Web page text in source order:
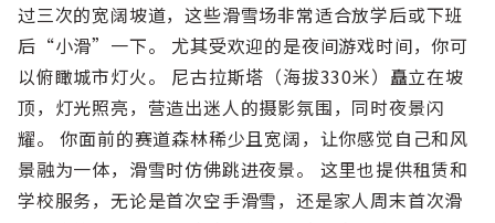
过三次的宽阔坡道，这些滑雪场非常适合放学后或下班
后“小滑”一下。 尤其受欢迎的是夜间游戏时间，你可
以俯瞰城市灯火。 尼古拉斯塔（海拔330米）矗立在坡
顶，灯光照亮，营造出迷人的摄影氛围，同时夜景闪
耀。 你面前的赛道森林稀少且宽阔，让你感觉自己和风
景融为一体，滑雪时仿佛跳进夜景。 这里也提供租赁和
学校服务，无论是首次空手滑雪，还是家人周末首次滑